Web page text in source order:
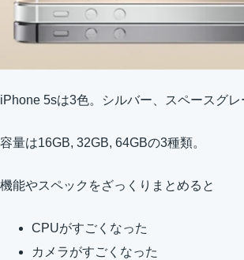
iPhone 5sは3色。シルバー、スペースグレ
容量は16GB, 32GB, 64GBの3種類。
機能やスペックをざっくりまとめると
CPUがすごくなった
カメラがすごくなった